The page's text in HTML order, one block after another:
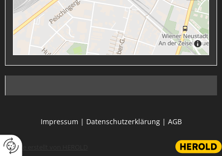
Impressum | Datenschutzerklärung| AGB
Website erstellt von HEROLD